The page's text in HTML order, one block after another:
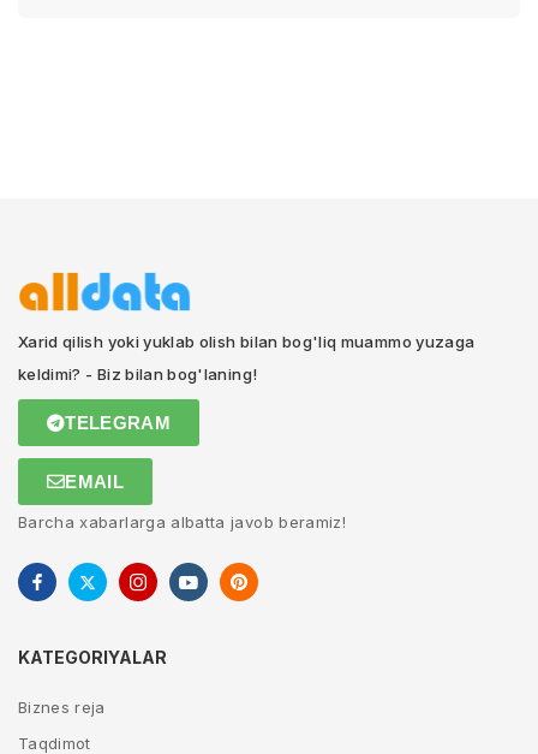
Xarid qilish yoki yuklab olish bilan bog'liq muammo yuzaga
keldimi? - Biz bilan bog'laning!
TELEGRAM
EMAIL
Barcha xabarlarga albatta javob beramiz!
KATEGORIYALAR
Biznes reja
Taqdimot